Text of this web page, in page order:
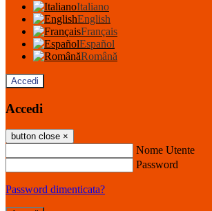
Italiano
English
Français
Español
Română
Accedi
Accedi
button close ×
Nome Utente
Password
Password dimenticata?